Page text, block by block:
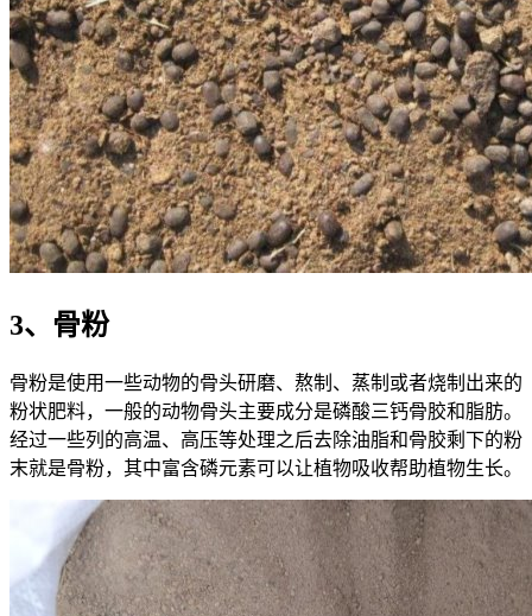
3、骨粉
骨粉是使用一些动物的骨头研磨、熬制、蒸制或者烧制出来的
粉状肥料，一般的动物骨头主要成分是磷酸三钙骨胶和脂肪。
经过一些列的高温、高压等处理之后去除油脂和骨胶剩下的粉
末就是骨粉，其中富含磷元素可以让植物吸收帮助植物生长。